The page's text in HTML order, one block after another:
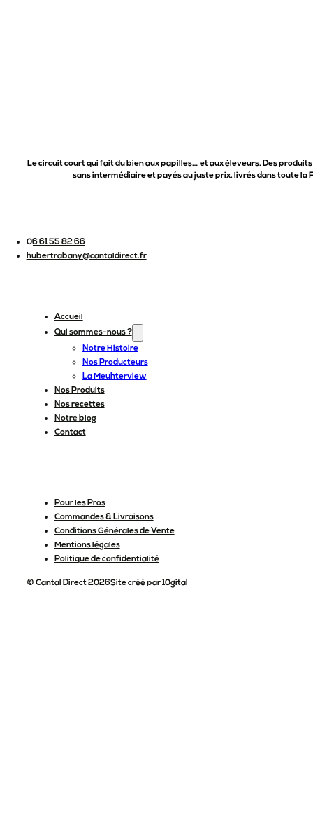
Le circuit court qui fait du bien aux papilles… et aux éleveurs. Des
sans intermédiaire et payés au juste prix, livrés dans toute la
06 61 55 82 66
hubertrabany@cantaldirect.fr
Accueil
Qui sommes-nous ?
Notre Histoire
Nos Producteurs
La Meuhterview
Nos Produits
Nos recettes
Notre blog
Contact
Pour les Pros
Commandes & Livraisons
Conditions Générales de Vente
Mentions légales
Politique de confidentialité
© Cantal Direct 2026Site créé par 10gital